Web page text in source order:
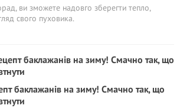
ви зможете надовго зберегти тепло,
свого пуховика.
баклажанів на зиму! Смачно так, що